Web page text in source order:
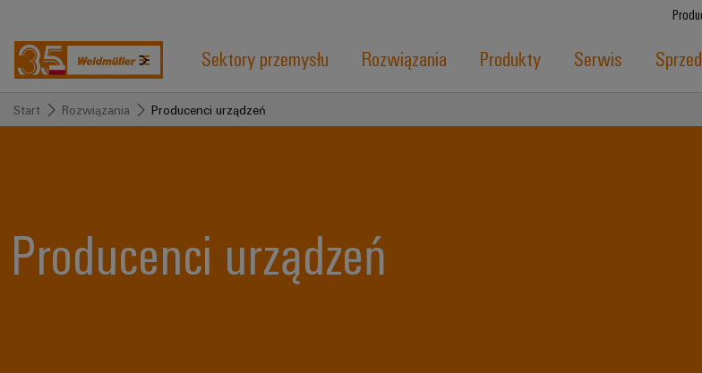
Sektory przemysłu Rozwiązania Produkty Serwis
Start Rozwiązania Producenci urządzeń
Producenci urządzeń